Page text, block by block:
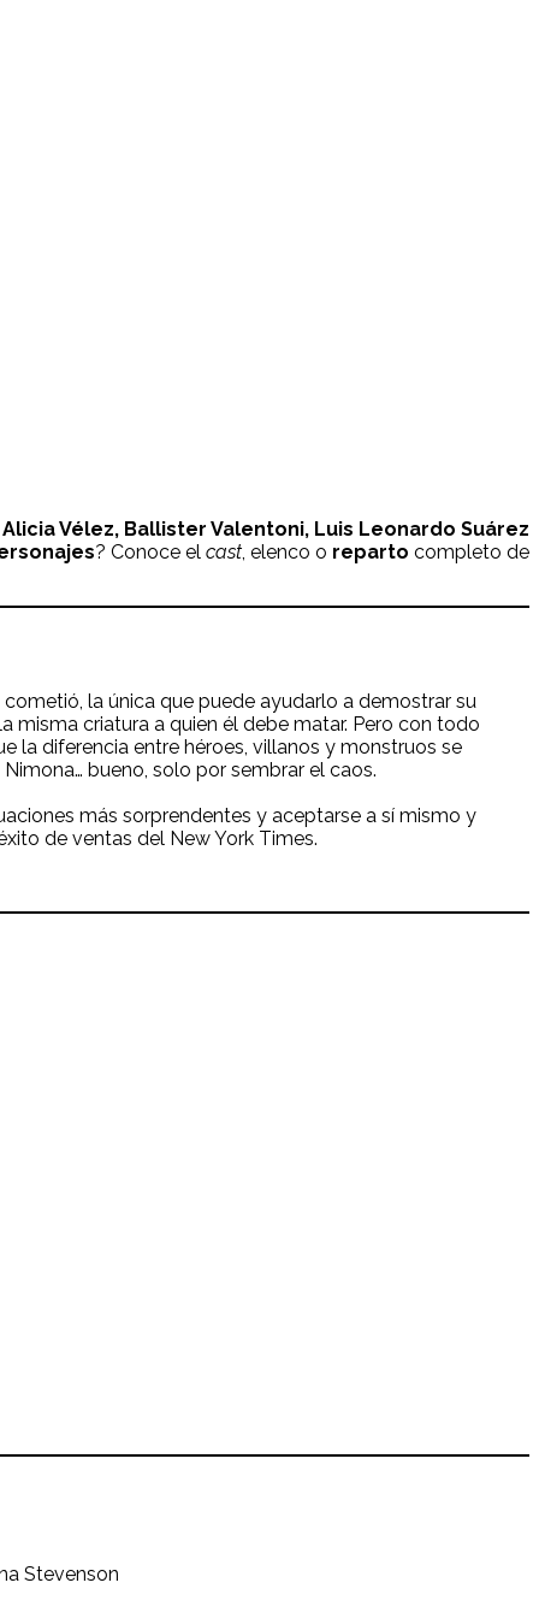
Alicia Vélez, Ballister Valentoni, Luis Leonardo Suárez
? Conoce el cast , elenco o reparto completo de
la única que puede ayudarlo a demostrar su
misma criatura a quien él debe matar. Pero con todo
la diferencia entre héroes, villanos y monstruos se
bueno, solo por sembrar el caos.
más sorprendentes y aceptarse a sí mismo y
de ventas del New York Times.
Stevenson